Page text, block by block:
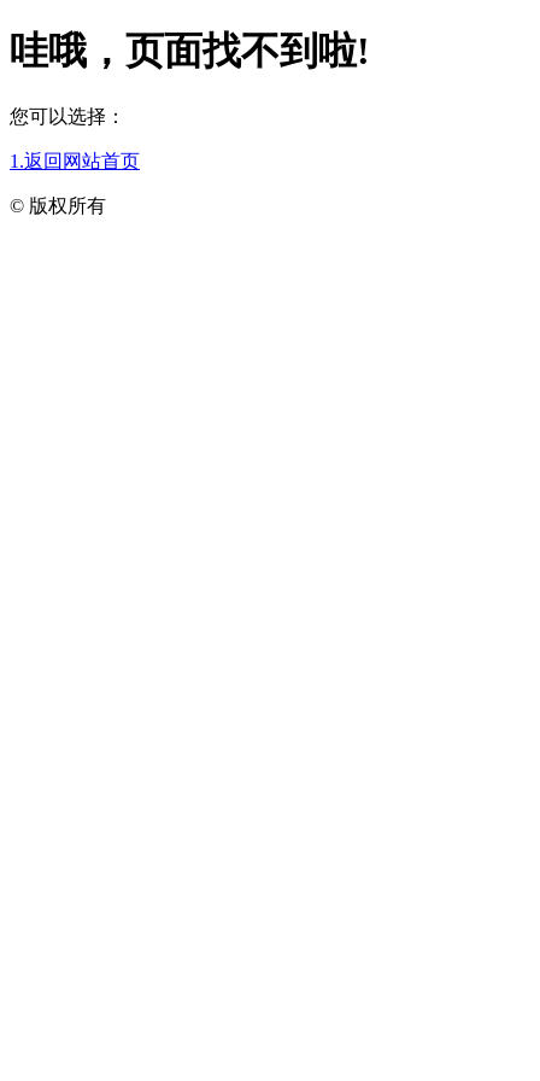
哇哦，页面找不到啦!
您可以选择：
1.返回网站首页
© 版权所有